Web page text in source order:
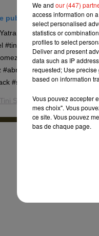
publication sur Instagram
disfrutando unas
#tini #tinitastoessel
#justinbieber #aitana
#beckyg
#seguidores #demilovato
Tini Stoessel Ecuador News®
We and our (447)
access information on
select personalised
statistics or
profiles to select
Deliver and present
data such as IP
requested; Use
based on information
Vous pouvez accepter
mes choix". Vous
ce site. Vous pouvez
bas de chaque page.